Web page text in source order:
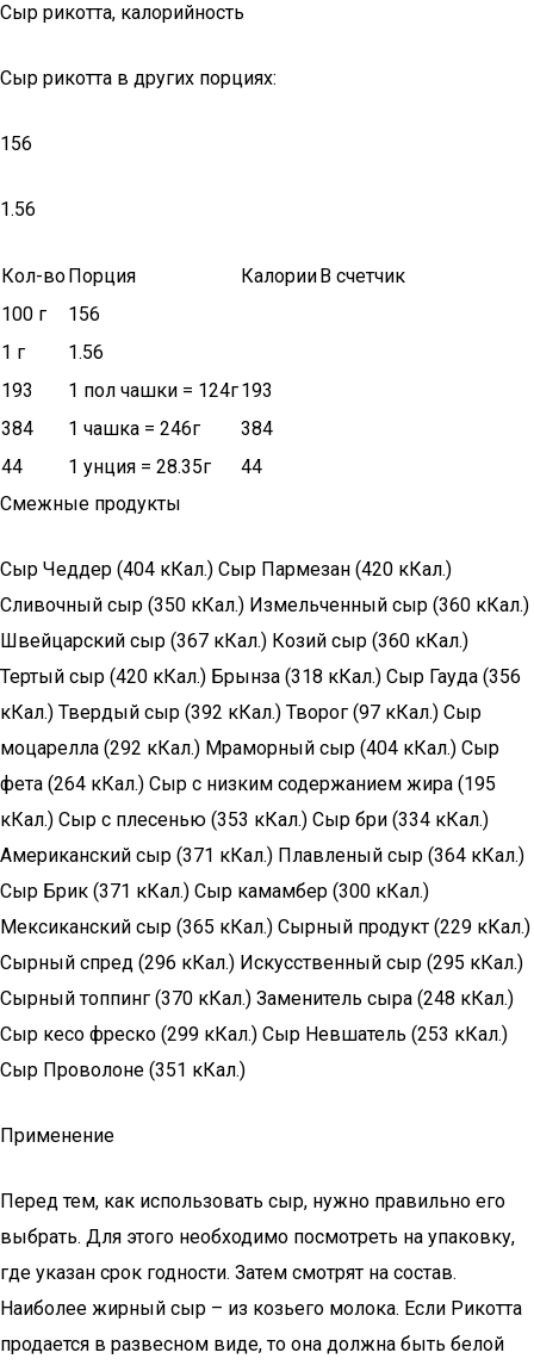
Сыр рикотта, калорийность
Сыр рикотта в других порциях:
156
1.56
Кол-воПорция КалорииВ счетчик
100 г
156
1 г
1.56
193
1 пол чашки = 124г193
384
1 чашка = 246г
384
44
1 унция = 28.35г
44
Смежные продукты
Сыр Чеддер (404 кКал.) Сыр Пармезан (420 кКал.)
Сливочный сыр (350 кКал.) Измельченный сыр (360 кКал.)
Швейцарский сыр (367 кКал.) Козий сыр (360 кКал.)
Тертый сыр (420 кКал.) Брынза (318 кКал.) Сыр Гауда (356
кКал.) Твердый сыр (392 кКал.) Творог (97 кКал.) Сыр
моцарелла (292 кКал.) Мраморный сыр (404 кКал.) Сыр
фета (264 кКал.) Сыр с низким содержанием жира (195
кКал.) Сыр с плесенью (353 кКал.) Сыр бри (334 кКал.)
Американский сыр (371 кКал.) Плавленый сыр (364 кКал.)
Сыр Брик (371 кКал.) Сыр камамбер (300 кКал.)
Мексиканский сыр (365 кКал.) Сырный продукт (229 кКал.)
Сырный спред (296 кКал.) Искусственный сыр (295 кКал.)
Сырный топпинг (370 кКал.) Заменитель сыра (248 кКал.)
Сыр кесо фреско (299 кКал.) Сыр Невшатель (253 кКал.)
Сыр Проволоне (351 кКал.)
Применение
Перед тем, как использовать сыр, нужно правильно его
выбрать. Для этого необходимо посмотреть на упаковку,
где указан срок годности. Затем смотрят на состав.
Наиболее жирный сыр – из козьего молока. Если Рикотта
продается в развесном виде, то она должна быть белой